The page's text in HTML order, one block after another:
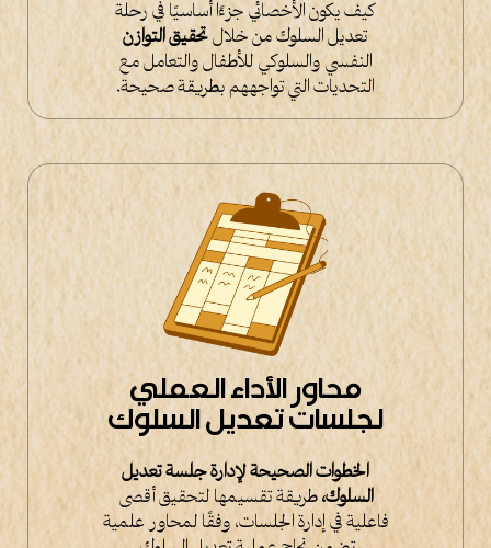
كيف يكون الأخصائي جزءًا أساسيًا في رحلة
تعديل السلوك من خلالتحقيق التوازن
النفسي والسلوكي للأطفال والتعامل مع
التحديات التي تواجههم بطريقة صحيحة.
محاور الأداء العملي
لجلسات تعديل السلوك
الخطوات الصحيحة لإدارة جلسة تعديل
السلوك،طريقة تقسيمها لتحقيق أقصى
فاعلية في إدارة الجلسات، وفقًا لمحاور علمية